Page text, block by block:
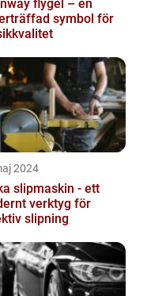
flygel – en
symbol för
2024
slipmaskin - ett
verktyg för
slipning